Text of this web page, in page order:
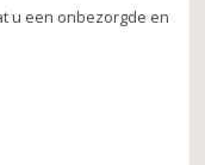
u een onbezorgde en